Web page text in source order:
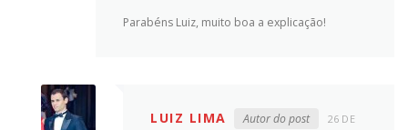
Parabéns Luiz, muito boa a explicação!
LUIZ LIMA Autor do post
26 DE